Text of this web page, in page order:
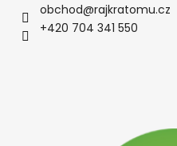
obchod@rajkratomu.cz
+420 704 341 550